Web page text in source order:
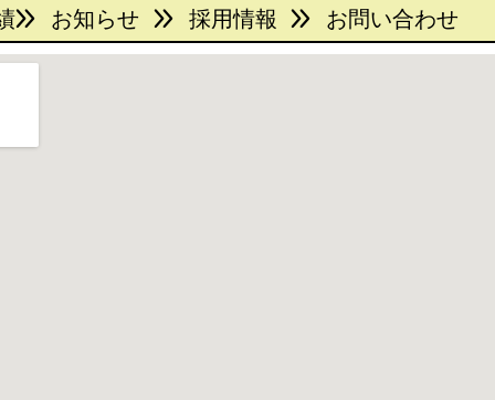
お知らせ 採用情報 お問い合わせ